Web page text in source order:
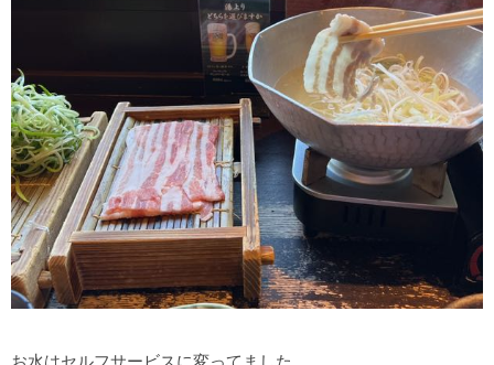
お水はセルフサービスに変ってました。